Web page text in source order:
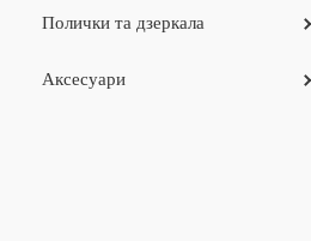
Полички та дзеркала
Аксесуари